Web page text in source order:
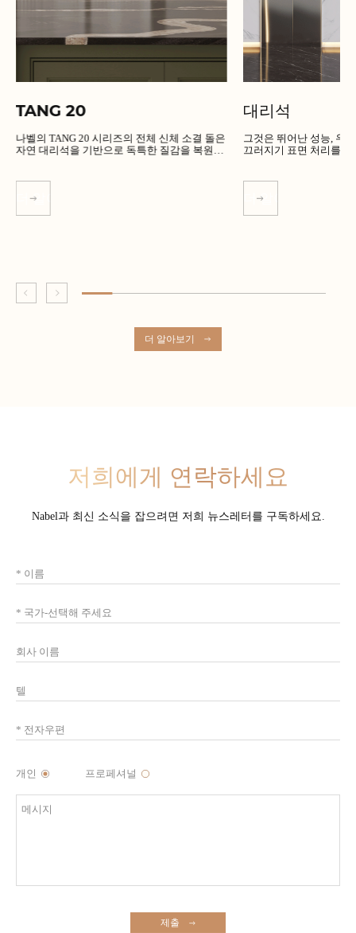
TANG 20
나벨의 TANG 20 시리즈의 전체 신체 소결 돌은
자연 대리석을 기반으로 독특한 질감을 복원합
더 알아보기
대리석
그것은 뛰어난 성능, 우
끄러지기 표면 처리를
더 알아보기
더 알아보기
저희에게 연락하세요
Nabel과 최신 소식을 잡으려면 저희 뉴스레터를 구독하세요.
개인 프로페셔널
제출